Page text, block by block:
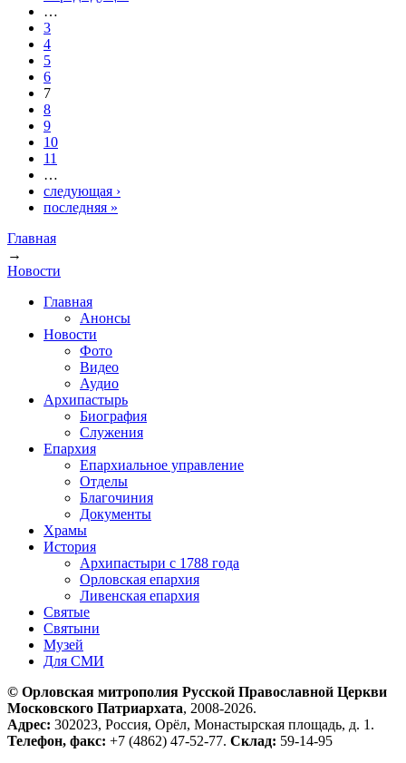
…
3
4
5
6
7
8
9
10
11
…
следующая ›
последняя »
Вы здесь
Главная
→
Новости
Главная
Анонсы
Новости
Фото
Видео
Аудио
Архипастырь
Биография
Служения
Епархия
Епархиальное управление
Отделы
Благочиния
Документы
Храмы
История
Архипастыри с 1788 года
Орловская епархия
Ливенская епархия
Святые
Святыни
Музей
Для СМИ
© Орловская митрополия Русской Православной Церкви
Московского Патриархата, 2008-2026.
Адрес: 302023, Россия, Орёл, Монастырская площадь, д. 1.
Телефон, факс: +7 (4862) 47-52-77. Склад: 59-14-95